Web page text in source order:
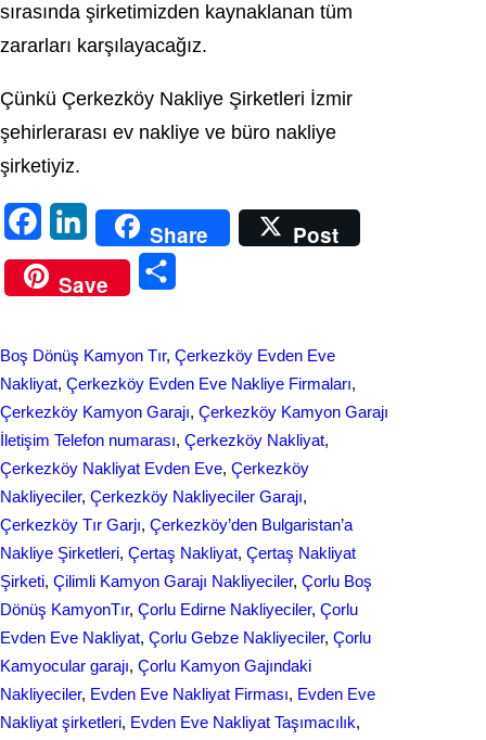
sırasında şirketimizden kaynaklanan tüm
zararları karşılayacağız.
Çünkü Çerkezköy Nakliye Şirketleri İzmir
şehirlerarası ev nakliye ve büro nakliye
şirketiyiz.
a
c
o
o
k
i
n
d
I
n
Share
Post
Save
r
e
Boş Dönüş Kamyon Tır, Çerkezköy Evden Eve
Nakliyat, Çerkezköy Evden Eve Nakliye Firmaları
Çerkezköy Kamyon Garajı, Çerkezköy Kamyon Garajı
İletişim Telefon numarası, Çerkezköy Nakliyat
Çerkezköy Nakliyat Evden Eve, Çerkezköy
Nakliyeciler, Çerkezköy Nakliyeciler Garajı
Çerkezköy Tır Garjı, Çerkezköy’den Bulgaristan’a
Nakliye Şirketleri, Çertaş Nakliyat, Çertaş Nakliyat
Şirketi, Çilimli Kamyon Garajı Nakliyeciler, Çorlu Boş
Dönüş KamyonTır, Çorlu Edirne Nakliyeciler, Çorlu
Evden Eve Nakliyat, Çorlu Gebze Nakliyeciler, Çorlu
Kamyocular garajı, Çorlu Kamyon Gajındaki
Nakliyeciler, Evden Eve Nakliyat Firması, Evden Eve
Nakliyat şirketleri, Evden Eve Nakliyat Taşımacılık